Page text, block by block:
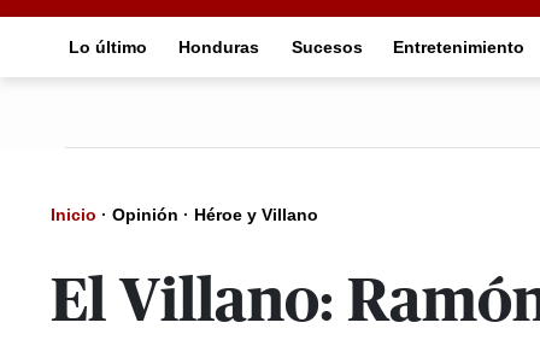
Lo último Honduras Sucesos Entretenimiento
Inicio · Opinión · Héroe y Villano
El Villano: